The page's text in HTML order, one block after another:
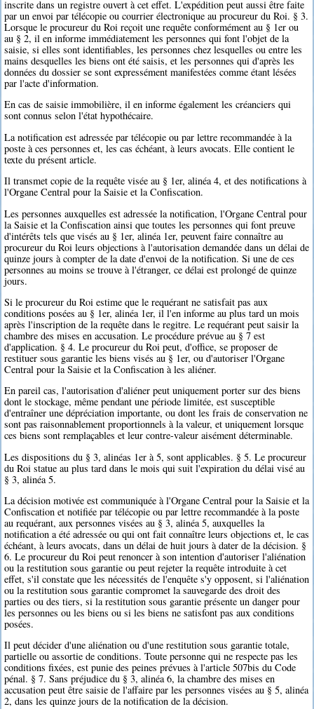
inscrite dans un registre ouvert à cet effet. L'expédition peut aussi être faite
par un envoi par télécopie ou courrier électronique au procureur du Roi. § 3.
Lorsque le procureur du Roi reçoit une requête conformément au § 1er ou
au § 2, il en informe immédiatement les personnes qui font l'objet de la
saisie, si elles sont identifiables, les personnes chez lesquelles ou entre les
mains desquelles les biens ont été saisis, et les personnes qui d'après les
données du dossier se sont expressément manifestées comme étant lésées
par l'acte d'information.
En cas de saisie immobilière, il en informe également les créanciers qui
sont connus selon l'état hypothécaire.
La notification est adressée par télécopie ou par lettre recommandée à la
poste à ces personnes et, les cas échéant, à leurs avocats. Elle contient le
texte du présent article.
Il transmet copie de la requête visée au § 1er, alinéa 4, et des notifications à
l'Organe Central pour la Saisie et la Confiscation.
Les personnes auxquelles est adressée la notification, l'Organe Central pour
la Saisie et la Confiscation ainsi que toutes les personnes qui font preuve
d'intérêts tels que visés au § 1er, alinéa 1er, peuvent faire connaître au
procureur du Roi leurs objections à l'autorisation demandée dans un délai de
quinze jours à compter de la date d'envoi de la notification. Si une de ces
personnes au moins se trouve à l'étranger, ce délai est prolongé de quinze
jours.
Si le procureur du Roi estime que le requérant ne satisfait pas aux
conditions posées au § 1er, alinéa 1er, il l'en informe au plus tard un mois
après l'inscription de la requête dans le regitre. Le requérant peut saisir la
chambre des mises en accusation. Le procédure prévue au § 7 est
d'application. § 4. Le procureur du Roi peut, d'office, se proposer de
restituer sous garantie les biens visés au § 1er, ou d'autoriser l'Organe
Central pour la Saisie et la Confiscation à les aliéner.
En pareil cas, l'autorisation d'aliéner peut uniquement porter sur des biens
dont le stockage, même pendant une période limitée, est susceptible
d'entraîner une dépréciation importante, ou dont les frais de conservation ne
sont pas raisonnablement proportionnels à la valeur, et uniquement lorsque
ces biens sont remplaçables et leur contre-valeur aisément déterminable.
Les dispositions du § 3, alinéas 1er à 5, sont applicables. § 5. Le procureur
du Roi statue au plus tard dans le mois qui suit l'expiration du délai visé au
§ 3, alinéa 5.
La décision motivée est communiquée à l'Organe Central pour la Saisie et la
Confiscation et notifiée par télécopie ou par lettre recommandée à la poste
au requérant, aux personnes visées au § 3, alinéa 5, auxquelles la
notification a été adressée ou qui ont fait connaître leurs objections et, le cas
échéant, à leurs avocats, dans un délai de huit jours à dater de la décision. §
6. Le procureur du Roi peut renoncer à son intention d'autoriser l'aliénation
ou la restitution sous garantie ou peut rejeter la requête introduite à cet
effet, s'il constate que les nécessités de l'enquête s'y opposent, si l'aliénation
ou la restitution sous garantie compromet la sauvegarde des droit des
parties ou des tiers, si la restitution sous garantie présente un danger pour
les personnes ou les biens ou si les biens ne satisfont pas aux conditions
posées.
Il peut décider d'une aliénation ou d'une restitution sous garantie totale,
partielle ou assortie de conditions. Toute personne qui ne respecte pas les
conditions fixées, est punie des peines prévues à l'article 507bis du Code
pénal. § 7. Sans préjudice du § 3, alinéa 6, la chambre des mises en
accusation peut être saisie de l'affaire par les personnes visées au § 5, alinéa
2, dans les quinze jours de la notification de la décision.